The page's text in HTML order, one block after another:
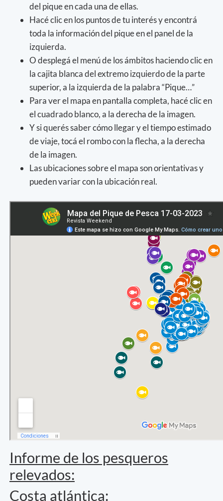
del pique en cada una de ellas.
Hacé clic en los puntos de tu interés y encontrá
toda la información del pique en el panel de la
izquierda.
O desplegá el menú de los ámbitos haciendo clic en
la cajita blanca del extremo izquierdo de la parte
superior, a la izquierda de la palabra “Pique…”
Para ver el mapa en pantalla completa, hacé clic en
el cuadrado blanco, a la derecha de la imagen.
Y si querés saber cómo llegar y el tiempo estimado
de viaje, tocá el rombo con la flecha, a la derecha
de la imagen.
Las ubicaciones sobre el mapa son orientativas y
pueden variar con la ubicación real.
Informe de los pesqueros
relevados:
Costa atlántica: